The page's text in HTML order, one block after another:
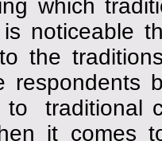
which
noticeable
the
respondents
to traditional
it comes